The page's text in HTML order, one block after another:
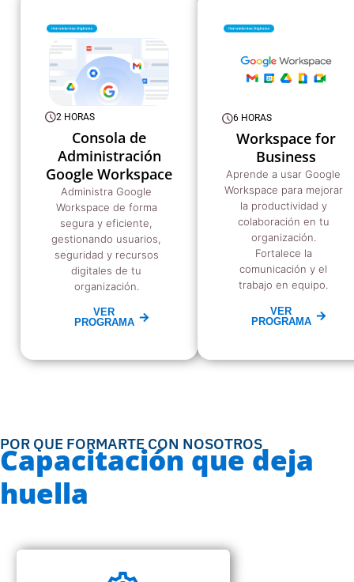
2 HORAS
Consola de
Administración
Google Workspace
Administra Google
Workspace de forma
segura y eficiente,
gestionando usuarios,
seguridad y recursos
digitales de tu
organización.
VER
PROGRAMA
6 HORAS
Workspace for
Business
Aprende a usar Google
Workspace para mejorar
la productividad y
colaboración en tu
organización.
Fortalece la
comunicación y el
trabajo en equipo.
VER
PROGRAMA
Capacitación que deja
huella
POR QUE FORMARTE CON NOSOTROS